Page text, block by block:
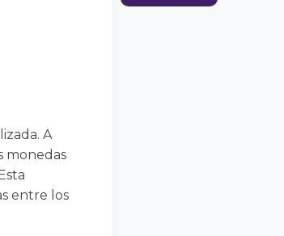
A
monedas
entre los